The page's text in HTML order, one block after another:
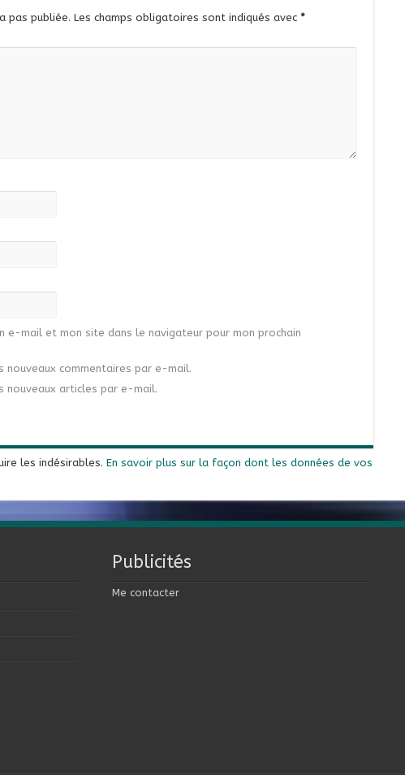
pas publiée. Les champs obligatoires sont indiqués avec *
e-mail et mon site dans le navigateur pour mon prochain
nouveaux commentaires par e-mail.
nouveaux articles par e-mail.
les indésirables. En savoir plus sur la façon dont les données de vos
Publicités
Me contacter